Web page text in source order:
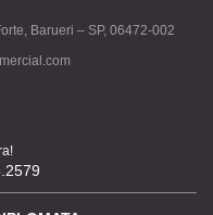
Barueri – SP, 06472-002